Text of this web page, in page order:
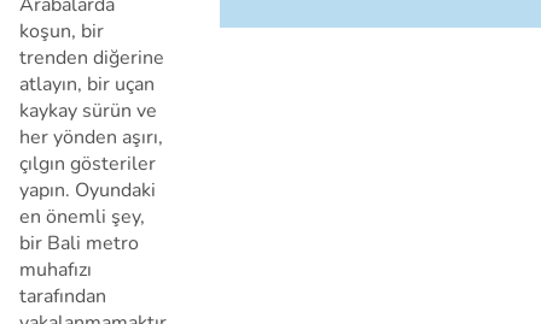
koşun, bir
trenden diğerine
atlayın, bir uçan
kaykay sürün ve
her yönden aşırı,
çılgın gösteriler
yapın. Oyundaki
en önemli şey,
bir Bali metro
muhafızı
tarafından